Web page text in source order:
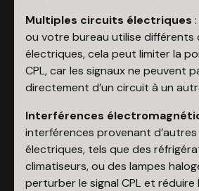
Multiples circuits électriques
ou votre bureau utilise différents
électriques, cela peut limiter la
CPL, car les signaux ne peuvent
directement d’un circuit à un
Interférences
interférences provenant
électriques, tels que des
climatiseurs, ou des lampes
perturber le signal CPL et